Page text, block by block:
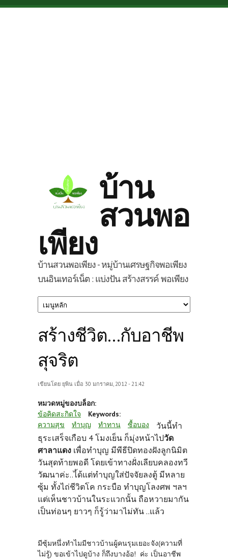
Skip to main content
บ้าน
สวนพอ
เพียง
บ้านสวนพอเพียง - หมู่บ้านเศรษฐกิจพอเพียง
บนอินเทอร์เน็ต : แบ่งปัน สร้างสรรค์ พอเพียง
สร้างชีวิต...กับอาชีพ
สุจริต
เขียนโดย ยุพิน เมื่อ 30 มกราคม, 2012 - 21:42
หมวดหมู่ของบล็อก:
ข้อคิดสะกิดใจ
Keywords:
ความสุข
ทำบุญ ทำทาน ซื้อบอง
วันนี้ทำ
ธุระเสร็จเกือบ 4 โมงเย็น ก็มุ่งหน้าไปวัด
ศาลาแดง เพื่อทำบุญ มีพีธีปิดทองฝังลูกนิมิต
วันสุดท้ายพอดี โดยเข้าทางฝั่งเลียบคลองทวี
วัฒนาค่ะ..ไ้ด้แต่ทำบุญใส่ปัจจัยลงตู้ มีหลาย
ซุ้ม ทั้งไถ่ชีวิตโค กระบือ ทำบุญโลงศพ ฯลฯ
แต่เห็นชาวบ้านในระแวกนั้น ถือหวายมากัน
เป็นท่อนๆ ยาวๆ ก็รู้ว่ามาไม่ทัน ..แล้ว
มีซุ้มหนึ่งทำไมมีชาวบ้านผู้คนรุมเยอะจัง(ความที่
ไม่รู้) ขอเข้าไปดูบ้าง ก็ถึงบางอ้อ! ค่ะ เป็นอาชีพ